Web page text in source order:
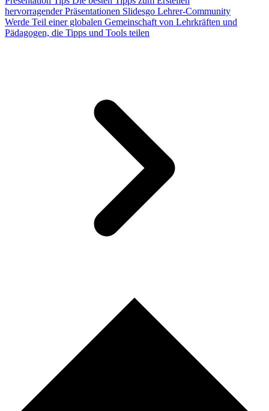
hervorragender Präsentationen Slidesgo Lehrer-Community
Werde Teil einer globalen Gemeinschaft von Lehrkräften und
Pädagogen, die Tipps und Tools teilen